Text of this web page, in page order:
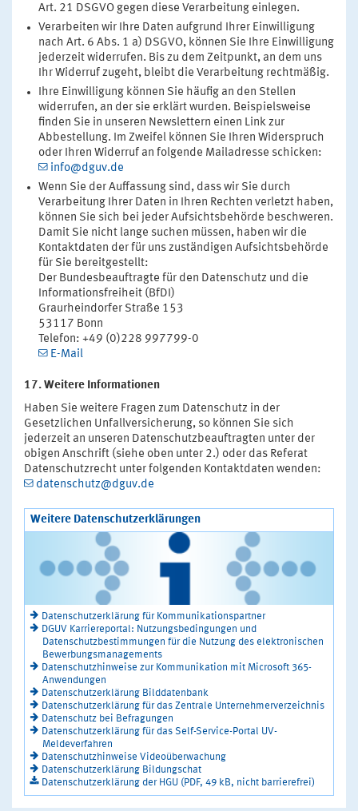
Art. 21 DSGVO gegen diese Verarbeitung einlegen.
Verarbeiten wir Ihre Daten aufgrund Ihrer Einwilligung
nach Art. 6 Abs. 1 a) DSGVO, können Sie Ihre Einwilligung
jederzeit widerrufen. Bis zu dem Zeitpunkt, an dem uns
Ihr Widerruf zugeht, bleibt die Verarbeitung rechtmäßig.
Ihre Einwilligung können Sie häufig an den Stellen
widerrufen, an der sie erklärt wurden. Beispielsweise
finden Sie in unseren Newslettern einen Link zur
Abbestellung. Im Zweifel können Sie Ihren Widerspruch
oder Ihren Widerruf an folgende Mailadresse schicken:
info@dguv.de
Wenn Sie der Auffassung sind, dass wir Sie durch
Verarbeitung Ihrer Daten in Ihren Rechten verletzt haben,
können Sie sich bei jeder Aufsichtsbehörde beschweren.
Damit Sie nicht lange suchen müssen, haben wir die
Kontaktdaten der für uns zuständigen Aufsichtsbehörde
für Sie bereitgestellt:
Der Bundesbeauftragte für den Datenschutz und die
Informationsfreiheit (BfDI)
Graurheindorfer Straße 153
53117 Bonn
Telefon: +49 (0)228 997799-0
E-Mail
17. Weitere Informationen
Haben Sie weitere Fragen zum Datenschutz in der
Gesetzlichen Unfallversicherung, so können Sie sich
jederzeit an unseren Datenschutzbeauftragten unter der
obigen Anschrift (siehe oben unter 2.) oder das Referat
Datenschutzrecht unter folgenden Kontaktdaten wenden:
datenschutz@dguv.de
Weitere Datenschutzerklärungen
Datenschutzerklärung für Kommunikationspartner
DGUV Karriereportal: Nutzungsbedingungen und
Datenschutzbestimmungen für die Nutzung des elektronischen
Bewerbungsmanagements
Datenschutzhinweise zur Kommunikation mit Microsoft 365-
Anwendungen
Datenschutzerklärung Bilddatenbank
Datenschutzerklärung für das Zentrale Unternehmerverzeichnis
Datenschutz bei Befragungen
Datenschutzerklärung für das Self-Service-Portal UV-
Meldeverfahren
Datenschutzhinweise Videoüberwachung
Datenschutzerklärung Bildungschat
Datenschutzerklärung der HGU (PDF, 49 kB, nicht barrierefrei)